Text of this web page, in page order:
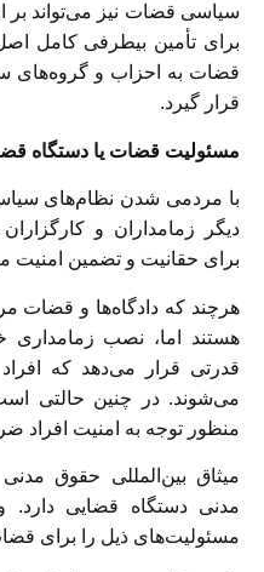
سیاسی قضات نیز می‌تواند بر
برای تأمین بیطرفی کامل
قضات به احزاب و گروه‌های
قرار گیرد.
مسئولیت قضات یا دستگاه
با مردمی شدن نظام‌های
دیگر زمامداران و
برای حقانیت و تضمین امنیت
هرچند که دادگاه‌ها و قضات
هستند اما، نصب زمامداری
قدرتی قرار می‌دهد که
می‌شوند. در چنین حالتی
منظور توجه به امنیت افراد
میثاق بین‌المللی حقوق
مدنی دستگاه قضایی دارد.
مسئولیت‌های ذیل را برای